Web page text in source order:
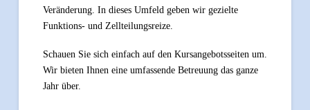
Veränderung. In dieses Umfeld geben wir gezielte
Funktions- und Zellteilungsreize.
Schauen Sie sich einfach auf den Kursangebotsseiten um.
Wir bieten Ihnen eine umfassende Betreuung das ganze
Jahr über.